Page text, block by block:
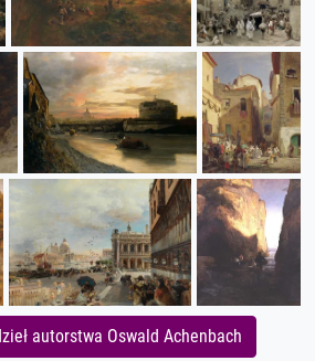
autorstwa Oswald Achenbach